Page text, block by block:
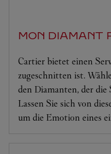
MON DIAMANT
Cartier bietet einen
zugeschnitten ist.
den Diamanten, der
Lassen Sie sich von
um die Emotion eines